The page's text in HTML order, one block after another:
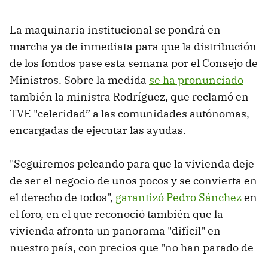
La maquinaria institucional se pondrá en
marcha ya de inmediata para que la distribución
de los fondos pase esta semana por el Consejo de
Ministros. Sobre la medida se ha pronunciado
también la ministra Rodríguez, que reclamó en
TVE "celeridad” a las comunidades autónomas,
encargadas de ejecutar las ayudas.
"Seguiremos peleando para que la vivienda deje
de ser el negocio de unos pocos y se convierta en
el derecho de todos", garantizó Pedro Sánchezen
el foro, en el que reconoció también que la
vivienda afronta un panorama "difícil" en
nuestro país, con precios que "no han parado de